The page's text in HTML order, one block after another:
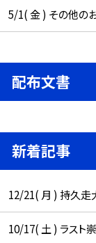
5/1( 金 ) その他の
配布文書
新着記事
12/21( 月 ) 持久走
10/17( 土 ) ラスト